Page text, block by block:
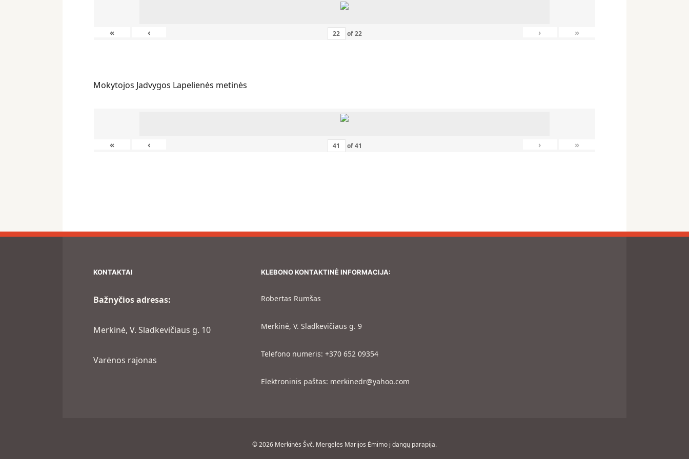
« ‹ of22 › »
Mokytojos Jadvygos Lapelienės metinės
« ‹ of41 › »
KONTAKTAI
Bažnyčios adresas:
Merkinė, V. Sladkevičiaus g. 10
Varėnos rajonas
KLEBONO KONTAKTINĖ INFORMACIJA:
Robertas Rumšas
Merkinė, V. Sladkevičiaus g. 9
Telefono numeris: +370 652 09354
Elektroninis paštas: merkinedr@yahoo.com
© 2026 Merkinės Švč. Mergelės Marijos Ėmimo į dangų parapija.